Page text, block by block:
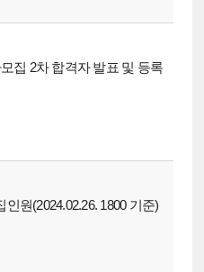
집 2차 합격자 발표 및 등록
원(2024.02.26. 1800 기준)